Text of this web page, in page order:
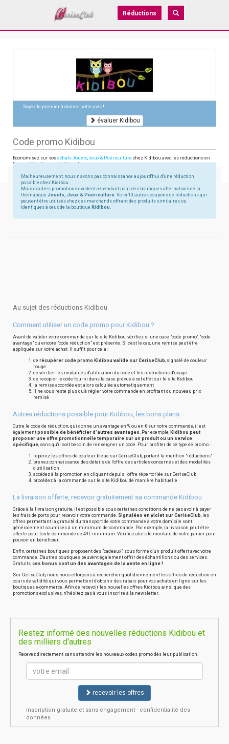
Réductions
Soyez le premier à donner votre avis !
évaluer Kidibou
Code promo Kidibou
Economisez sur vos achats Jouets, Jeux & Puériculture chez Kidibou avec les réductions en
ligne utilisables sur kidibou.ch
Malheureusement, nous n'avons pas connaissance aujourd'hui d'une réduction
possible chez Kidibou.
Mais d'autres promotions existent cependant pour des boutiques alternatives de la
thématique Jouets, Jeux & Puériculture. Voici 10 autres coupons de réductions qui
peuvent être utilisés chez des marchands offrant des produits similaires ou
identiques à ceux de la boutique Kidibou.
Au sujet des réductions Kidibou
Comment utiliser un code promo pour Kidibou ?
Avant de valider votre commande sur le site Kidibou, vérifiez si une case "code promo", "code
avantage" ou encore "code réduction" est présente. Si c'est le cas, une remise peut être
appliquée sur votre achat. Il suffit pour cela :
de récupérer code promo Kidibou valide sur CeriseClub, signalé de couleur
rouge
de vérifier les modalités d'utilisation du code et les restrictions d'usage
de recopier le code fourni dans la case prévue à cet effet sur le site Kidibou
la remise accordée est alors calculée automatiquement
il ne vous reste plus qu'à régler votre commande en profitant du nouveau prix
remisé
Autres réductions possible pour Kidibou, les bons plans
Outre le code de réduction, qui donne un avantage en % ou en € sur votre commande, il est
également possible de bénéficier d'autres avantages. Par exemple, Kidibou peut
proposer une offre promotionnelle temporaire sur un produit ou un service
spécifique, sans qu'il soit besoin de renseigner un code. Pour profiter de ce type de promo :
repérez les offres de couleur bleue sur CeriseClub, portant la mention "réductions"
prenez connaissance des détails de l'offre, des articles concernés et des modalités
d'utilisation
accédez à la promotion en cliquant depuis l'offre répertoriée sur CeriseClub
procédez à la commande sur le site Kidibou de manière habituelle
La livraison offerte, recevoir gratuitement sa commande Kidibou
Grâce à la livraison gratuite, il est possible sous certaines conditions de ne pas avoir à payer
les frais de ports pour recevoir votre commande. Signalées en violet sur CeriseClub, les
offres permettant la gratuité du transport de votre commande à votre domicile sont
généralement soumises à un minimum de commande. Par exemple, la livraison peut être
offerte pour toute commande de 49€ minimum. Vérifiez alors le montant de votre panier pour
pouvoir en bénéficier.
Enfin, certaines boutiques proposent des "cadeaux", sous forme d'un produit offert avec votre
commande. D'autres boutiques peuvent également offrir des échantillons ou des services.
Gratuits, ces bonus sont un des avantages de la vente en ligne !
Sur CeriseClub, nous nous efforçons à rechercher quotidiennement les offres de réduction en
cours de validité qui vous permettent d'obtenir des rabais pour vos achats en ligne sur les
boutiques e-commerce. Afin de recevoir les nouvelles offres Kidibou ainsi que des
promotions exclusives, n'hésitez pas à vous inscrire à la newsletter.
Restez informé des nouvelles réductions Kidibou et
des milliers d'autres
Recevez directement sans attendre les nouveaux codes promo dès leur publication.
recevoir les offres
inscription gratuite et sans engagement - confidentialité des
données